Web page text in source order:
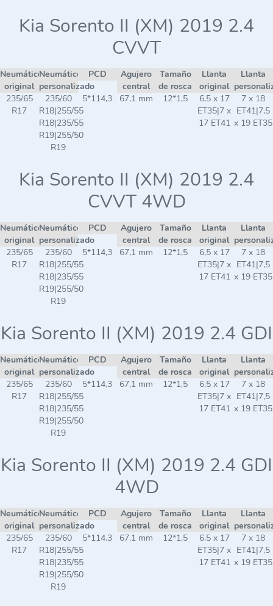
Kia Sorento II (XM) 2019 2.4
CVVT
Neumático
original
Neumático
personalizado
PCD
Agujero
central
Tamaño
de rosca
Llanta
original
Llanta
235/65
R17
235/60
R18|255/55
R18|235/55
R19|255/50
R19
5*114,3 67,1 mm 12*1,5
6,5 x 17
ET35|7 x
17 ET41
7 x 18
ET41|7,5
x 19 ET35
Kia Sorento II (XM) 2019 2.4
CVVT 4WD
Neumático
original
Neumático
personalizado
PCD
Agujero
central
Tamaño
de rosca
Llanta
original
Llanta
235/65
R17
235/60
R18|255/55
R18|235/55
R19|255/50
R19
5*114,3 67,1 mm 12*1,5
6,5 x 17
ET35|7 x
17 ET41
7 x 18
ET41|7,5
x 19 ET35
Kia Sorento II (XM) 2019 2.4 GDI
Neumático
original
Neumático
personalizado
PCD
Agujero
central
Tamaño
de rosca
Llanta
original
Llanta
235/65
R17
235/60
R18|255/55
R18|235/55
R19|255/50
R19
5*114,3 67,1 mm 12*1,5
6,5 x 17
ET35|7 x
17 ET41
7 x 18
ET41|7,5
x 19 ET35
Kia Sorento II (XM) 2019 2.4 GDI
4WD
Neumático
original
Neumático
personalizado
PCD
Agujero
central
Tamaño
de rosca
Llanta
original
Llanta
235/65
R17
235/60
R18|255/55
R18|235/55
R19|255/50
R19
5*114,3 67,1 mm 12*1,5
6,5 x 17
ET35|7 x
17 ET41
7 x 18
ET41|7,5
x 19 ET35